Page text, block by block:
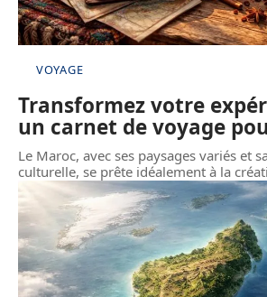
VOYAGE
Transformez votre
un carnet de voyage
Le Maroc, avec ses paysages variés et
culturelle, se prête idéalement à la